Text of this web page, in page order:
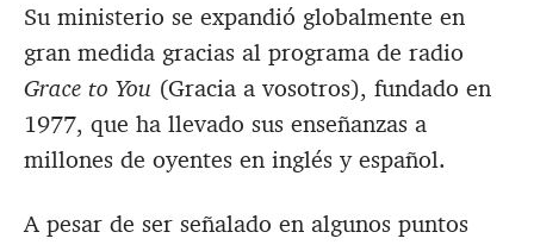
Su ministerio se expandió globalmente en
gran medida gracias al programa de radio
Grace to You (Gracia a vosotros), fundado en
1977, que ha llevado sus enseñanzas a
millones de oyentes en inglés y español.
A pesar de ser señalado en algunos puntos